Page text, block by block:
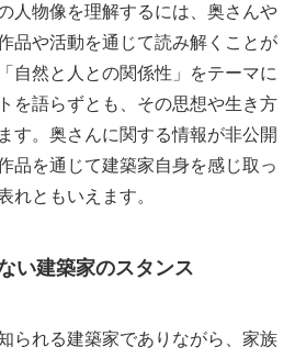
人物像を理解するには、奥さんや
品や活動を通じて読み解くことが
自然と人との関係性」をテーマに
を語らずとも、その思想や生き方
す。奥さんに関する情報が非公開
品を通じて建築家自身を感じ取っ
れともいえます。
い建築家のスタンス
られる建築家でありながら、家族